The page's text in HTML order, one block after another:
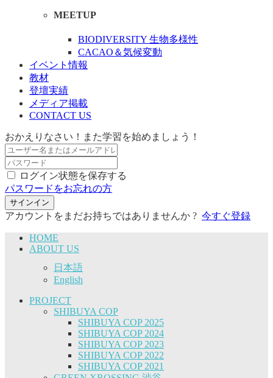
MEETUP
BIODIVERSITY 生物多様性
CACAO＆気候変動
イベント情報
教材
登壇実績
メディア掲載
CONTACT US
おかえりなさい！また学習を始めましょう！
ログイン状態を保存する
パスワードをお忘れの方
サインイン
アカウントをまだお持ちではありませんか ? 今すぐ登録
HOME
ABOUT US
日本語
English
PROJECT
SHIBUYA COP
SHIBUYA COP 2025
SHIBUYA COP 2024
SHIBUYA COP 2023
SHIBUYA COP 2022
SHIBUYA COP 2021